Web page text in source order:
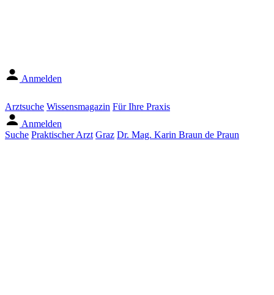
Anmelden
Arztsuche Wissensmagazin Für Ihre Praxis
Anmelden
Suche Praktischer Arzt Graz Dr. Mag. Karin Braun de Praun